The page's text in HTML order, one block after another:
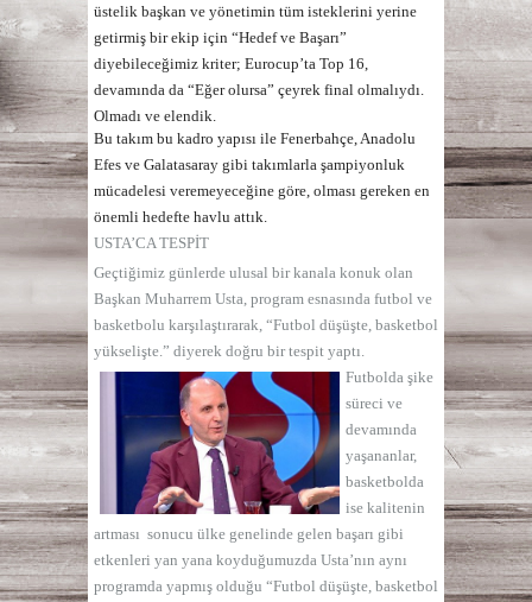
üstelik başkan ve yönetimin tüm isteklerini yerine
getirmiş bir ekip için “Hedef ve Başarı”
diyebileceğimiz kriter; Eurocup’ta Top 16,
devamında da “Eğer olursa” çeyrek final olmalıydı.
Olmadı ve elendik.
Bu takım bu kadro yapısı ile Fenerbahçe, Anadolu
Efes ve Galatasaray gibi takımlarla şampiyonluk
mücadelesi veremeyeceğine göre, olması gereken en
önemli hedefte havlu attık.
USTA’CA TESPİT
Geçtiğimiz günlerde ulusal bir kanala konuk olan
Başkan Muharrem Usta, program esnasında futbol ve
basketbolu karşılaştırarak, “Futbol düşüşte, basketbol
yükselişte.” diyerek doğru bir tespit yaptı.
Futbolda şike
süreci ve
devamında
yaşananlar,
basketbolda
ise kalitenin
artması sonucu ülke genelinde gelen başarı gibi
etkenleri yan yana koyduğumuzda Usta’nın aynı
programda yapmış olduğu “Futbol düşüşte, basketbol